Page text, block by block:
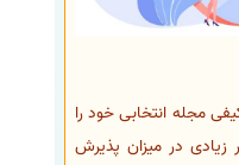
مجله انتخابی خود را
زیادی در میزان پذیرش